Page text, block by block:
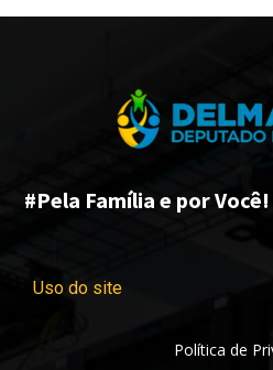
#Pela Família e por Você!
Uso do site
Política de